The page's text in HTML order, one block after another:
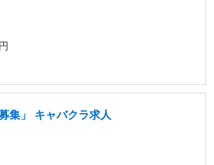
集」 キャバクラ求人